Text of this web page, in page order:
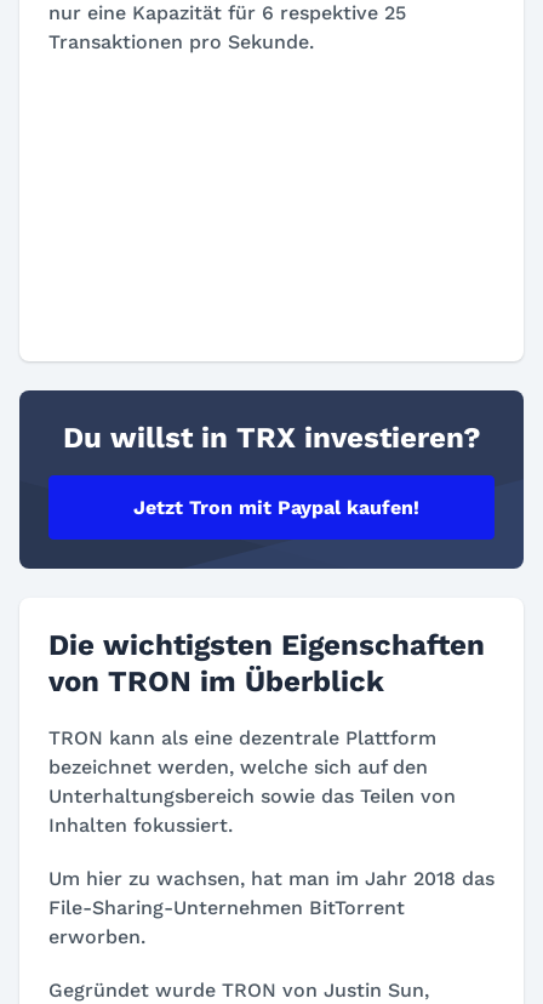
nur eine Kapazität für 6 respektive 25
Transaktionen pro Sekunde.
Du willst in TRX investieren?
Jetzt Tron mit Paypal kaufen!
Die wichtigsten Eigenschaften
von TRON im Überblick
TRON kann als eine dezentrale Plattform
bezeichnet werden, welche sich auf den
Unterhaltungsbereich sowie das Teilen von
Inhalten fokussiert.
Um hier zu wachsen, hat man im Jahr 2018 das
File-Sharing-Unternehmen BitTorrent
erworben.
Gegründet wurde TRON von Justin Sun,